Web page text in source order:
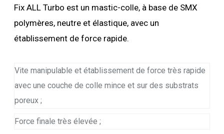
Fix ALL Turbo est un mastic-colle, à base de SMX
polymères, neutre et élastique, avec un
établissement de force rapide.
Vite manipulable et établissement de force très rapide
avec une couche de colle mince et sur des substrats
poreux ;
Force finale très élevée ;